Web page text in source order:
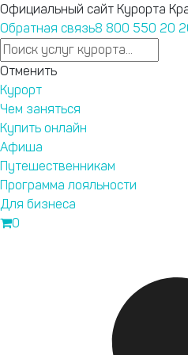
Ответы на любые вопросы в
Курорт Красная Поляна.
Официальный сайт Курорта
Обратная связь8 800 550 20
Отменить
Курорт
Чем заняться
Купить онлайн
Афиша
Путешественникам
Программа лояльности
Для бизнеса
0
960, пожалуйста,
новый сайт
курорта
удобнее.
Текущие
привилегии
программы
лояльности